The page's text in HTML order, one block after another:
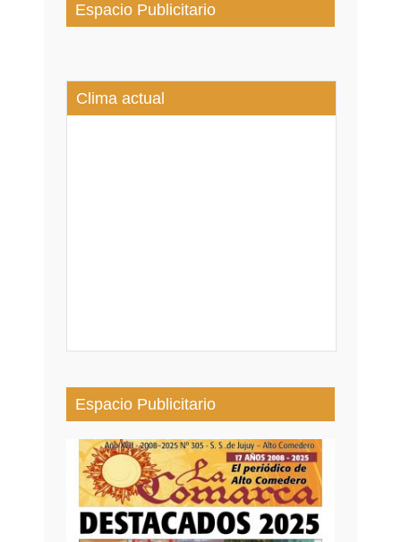
Espacio Publicitario
Clima actual
Espacio Publicitario